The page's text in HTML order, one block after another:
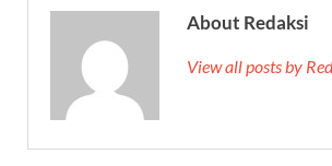
About Redaksi
View all posts by